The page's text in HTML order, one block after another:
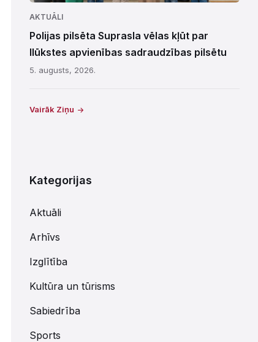
AKTUĀLI
Polijas pilsēta Suprasla vēlas kļūt par
Ilūkstes apvienības sadraudzības pilsētu
5. augusts, 2026.
Vairāk Ziņu
Kategorijas
Aktuāli
Arhīvs
Izglītība
Kultūra un tūrisms
Sabiedrība
Sports